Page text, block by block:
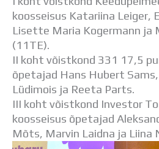
Projektid
ÜLDINFO
Sisseastumine
Meie kool
Dokumendid
Uudised
Lapsevanemale
Vilistlastele
Toitlustamine
Virtuaaltuur
koosseisus Katariina Leiger,
Lisette Maria Kogermann ja
(11TE).
II koht võistkond 331 17,5
õpetajad Hans Hubert
Lüdimois ja Reeta Parts.
III koht võistkond Investor
koosseisus õpetajad
Mõts, Marvin Laidna ja Liina